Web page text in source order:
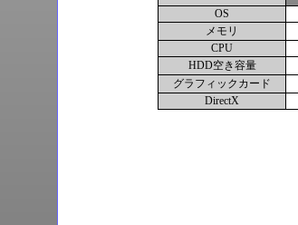
OS
メモリ
CPU
HDD空き容量
グラフィックカード
DirectX